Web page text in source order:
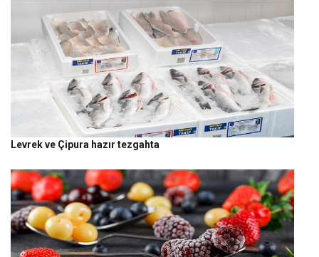
Levrek ve Çipura hazır tezgahta